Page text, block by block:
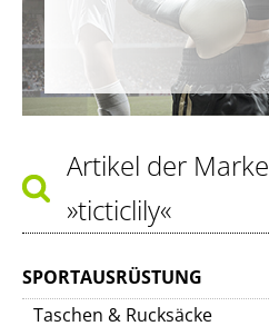
Artikel der Marke
»ticticlily«
SPORTAUSRÜSTUNG
Taschen & Rucksäcke